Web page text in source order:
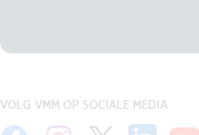
VOLG VMM OP SOCIALE MEDIA